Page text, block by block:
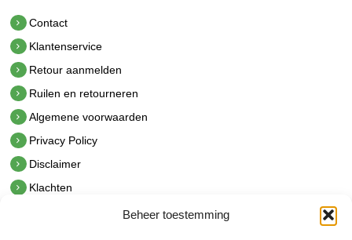
Beheer toestemming
Contact
Klantenservice
Retour aanmelden
Ruilen en retourneren
Algemene voorwaarden
Privacy Policy
Disclaimer
Klachten